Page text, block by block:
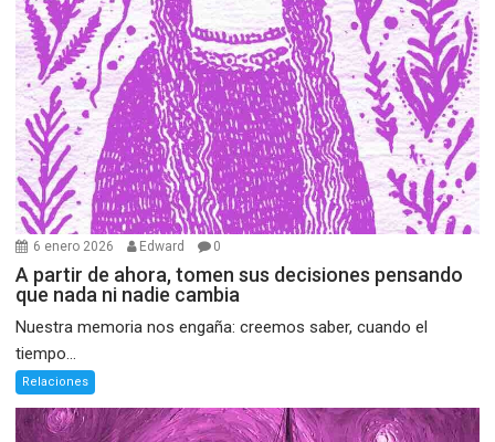
6 enero 2026 Edward 0
A partir de ahora, tomen sus decisiones pensando
que nada ni nadie cambia
Nuestra memoria nos engaña: creemos saber, cuando el
tiempo...
Relaciones